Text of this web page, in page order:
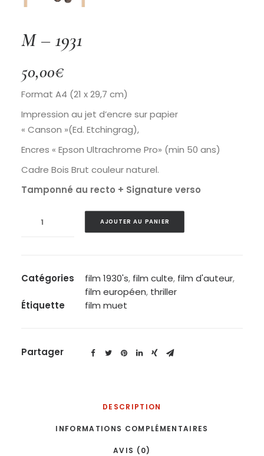
M – 1931
50,00€
Format A4 (21 x 29,7 cm)
Impression au jet d’encre sur papier
« Canson »(Ed. Etchingrag),
Encres « Epson Ultrachrome Pro» (min 50 ans)
Cadre Bois Brut couleur naturel.
Tamponné au recto + Signature verso
1931
AJOUTER AU PANIER
Catégories film 1930's, film culte, film d'auteur,
film européen, thriller
Étiquette
film muet
Partager
DESCRIPTION
INFORMATIONS COMPLÉMENTAIRES
AVIS (0)